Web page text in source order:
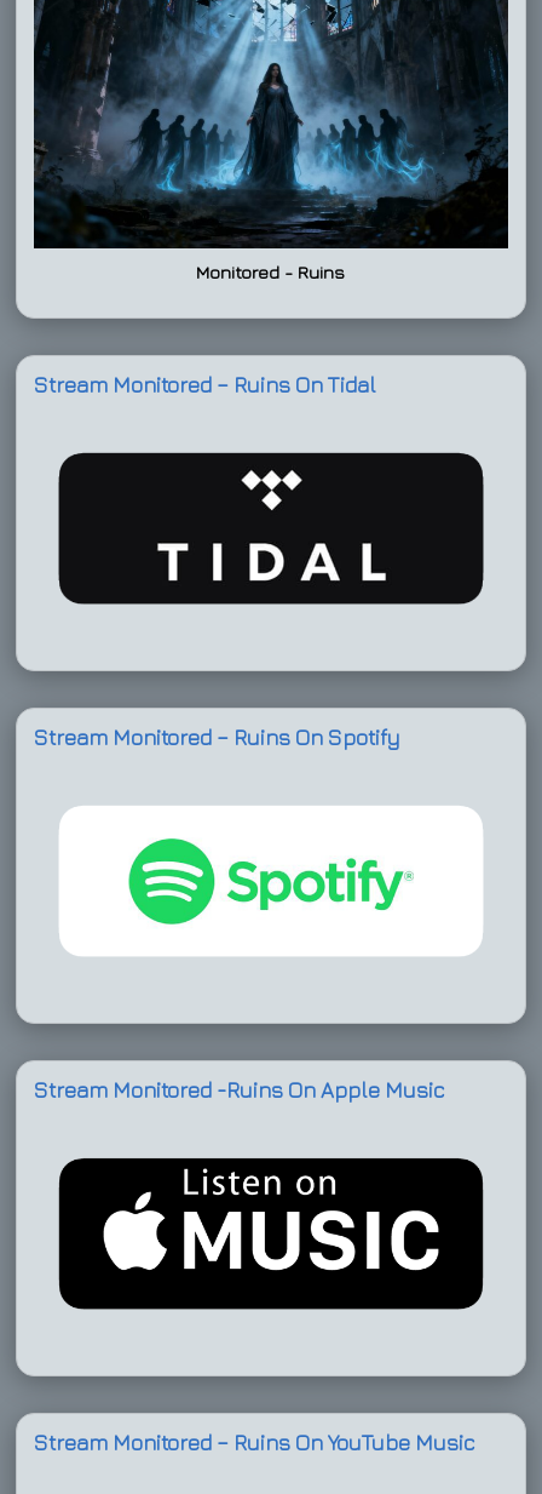
Monitored - Ruins
Stream Monitored – Ruins On Tidal
Stream Monitored – Ruins On Spotify
Stream Monitored -Ruins On Apple Music
Stream Monitored – Ruins On YouTube Music